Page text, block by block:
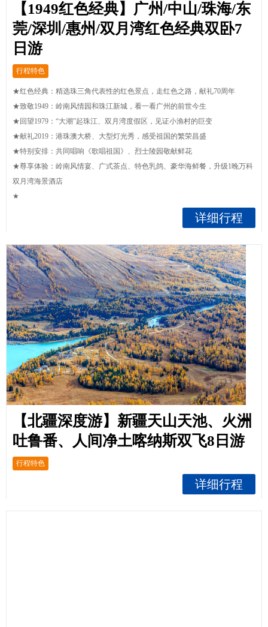
【1949红色经典】广州/中山/珠海/东
莞/深圳/惠州/双月湾红色经典双卧7
日游
行程特色
★红色经典：精选珠三角代表性的红色景点，走红色之路，献礼70周年
★致敬1949：岭南风情园和珠江新城，看一看广州的前世今生
★回望1979：“大潮”起珠江、双月湾度假区，见证小渔村的巨变
★献礼2019：港珠澳大桥、大型灯光秀，感受祖国的繁荣昌盛
★特别安排：共同唱响《歌唱祖国》、烈士陵园敬献鲜花
★尊享体验：岭南风情宴、广式茶点、特色乳鸽、豪华海鲜餐，升级1晚万科
双月湾海景酒店
★
详细行程
【北疆深度游】新疆天山天池、火洲
吐鲁番、人间净土喀纳斯双飞8日游
行程特色
详细行程